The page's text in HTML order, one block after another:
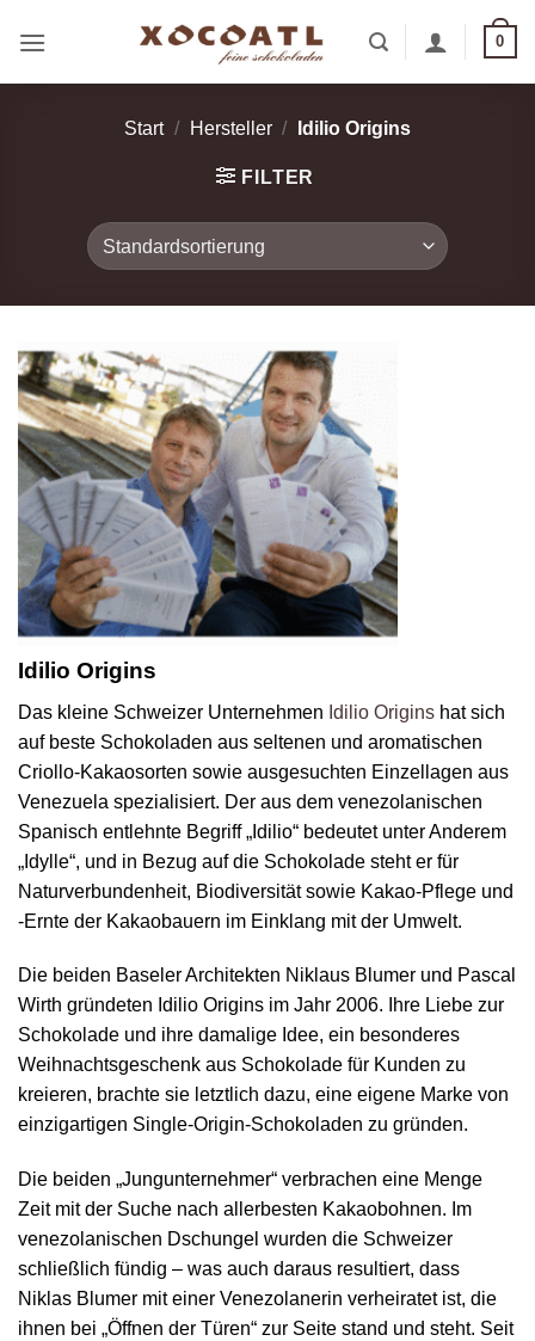
Inhalt
0
Start / Hersteller / Idilio Origins
FILTER
Idilio Origins
Das kleine Schweizer Unternehmen Idilio Origins hat sich
auf beste Schokoladen aus seltenen und aromatischen
Criollo-Kakaosorten sowie ausgesuchten Einzellagen aus
Venezuela spezialisiert. Der aus dem venezolanischen
Spanisch entlehnte Begriff „Idilio“ bedeutet unter Anderem
„Idylle“, und in Bezug auf die Schokolade steht er für
Naturverbundenheit, Biodiversität sowie Kakao-Pflege und
-Ernte der Kakaobauern im Einklang mit der Umwelt.
Die beiden Baseler Architekten Niklaus Blumer und Pascal
Wirth gründeten Idilio Origins im Jahr 2006. Ihre Liebe zur
Schokolade und ihre damalige Idee, ein besonderes
Weihnachtsgeschenk aus Schokolade für Kunden zu
kreieren, brachte sie letztlich dazu, eine eigene Marke von
einzigartigen Single-Origin-Schokoladen zu gründen.
Die beiden „Jungunternehmer“ verbrachen eine Menge
Zeit mit der Suche nach allerbesten Kakaobohnen. Im
venezolanischen Dschungel wurden die Schweizer
schließlich fündig – was auch daraus resultiert, dass
Niklas Blumer mit einer Venezolanerin verheiratet ist, die
ihnen bei „Öffnen der Türen“ zur Seite stand und steht. Seit